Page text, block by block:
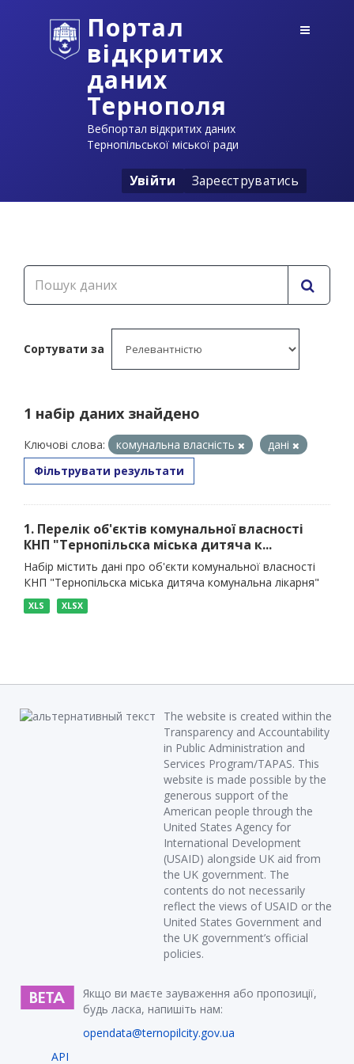
Портал
відкритих
даних
Тернополя
Вебпортал відкритих даних
Тернопільської міської ради
Увійти Зареєструватись
Сортувати за
1 набір даних знайдено
Ключові слова: комунальна власність
дані
Фільтрувати результати
1. Перелік об'єктів комунальної власності
КНП "Тернопільска міська дитяча к...
Набір містить дані про об'єкти комунальної власності
КНП "Тернопільска міська дитяча комунальна лікарня"
XLS XLSX
The website is created within the
Transparency and Accountability
in Public Administration and
Services Program/TAPAS. This
website is made possible by the
generous support of the
American people through the
United States Agency for
International Development
(USAID) alongside UK aid from
the UK government. The
contents do not necessarily
reflect the views of USAID or the
United States Government and
the UK government’s official
policies.
Якщо ви маєте зауваження або пропозиції,
будь ласка, напишіть нам:
opendata@ternopilcity.gov.ua
API